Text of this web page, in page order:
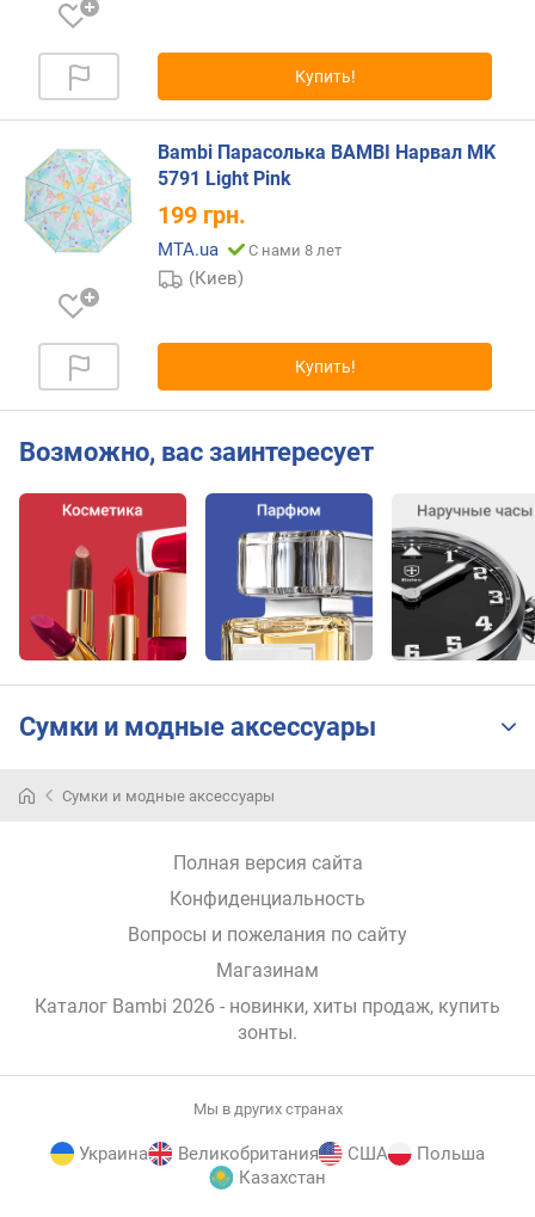
к
о
л
а
(
с
м
)
д
л
и
а
(
в
с
л
о
н
н
о
о
о
)
л
о
Купить!
Bambi Парасолька BAMBI Нарвал MK
5791 Light Pink
199 грн.
MTA.ua С нами 8 лет
(Киев)
Купить!
Возможно, вас заинтересует
Сумки и модные аксессуары
Сумки и модные аксессуары
Полная версия сайта
Конфиденциальность
Вопросы и пожелания по сайту
Магазинам
Каталог Bambi 2026 - новинки, хиты продаж, купить
зонты.
Мы в других странах
Украина Великобритания США
Польша
Казахстан